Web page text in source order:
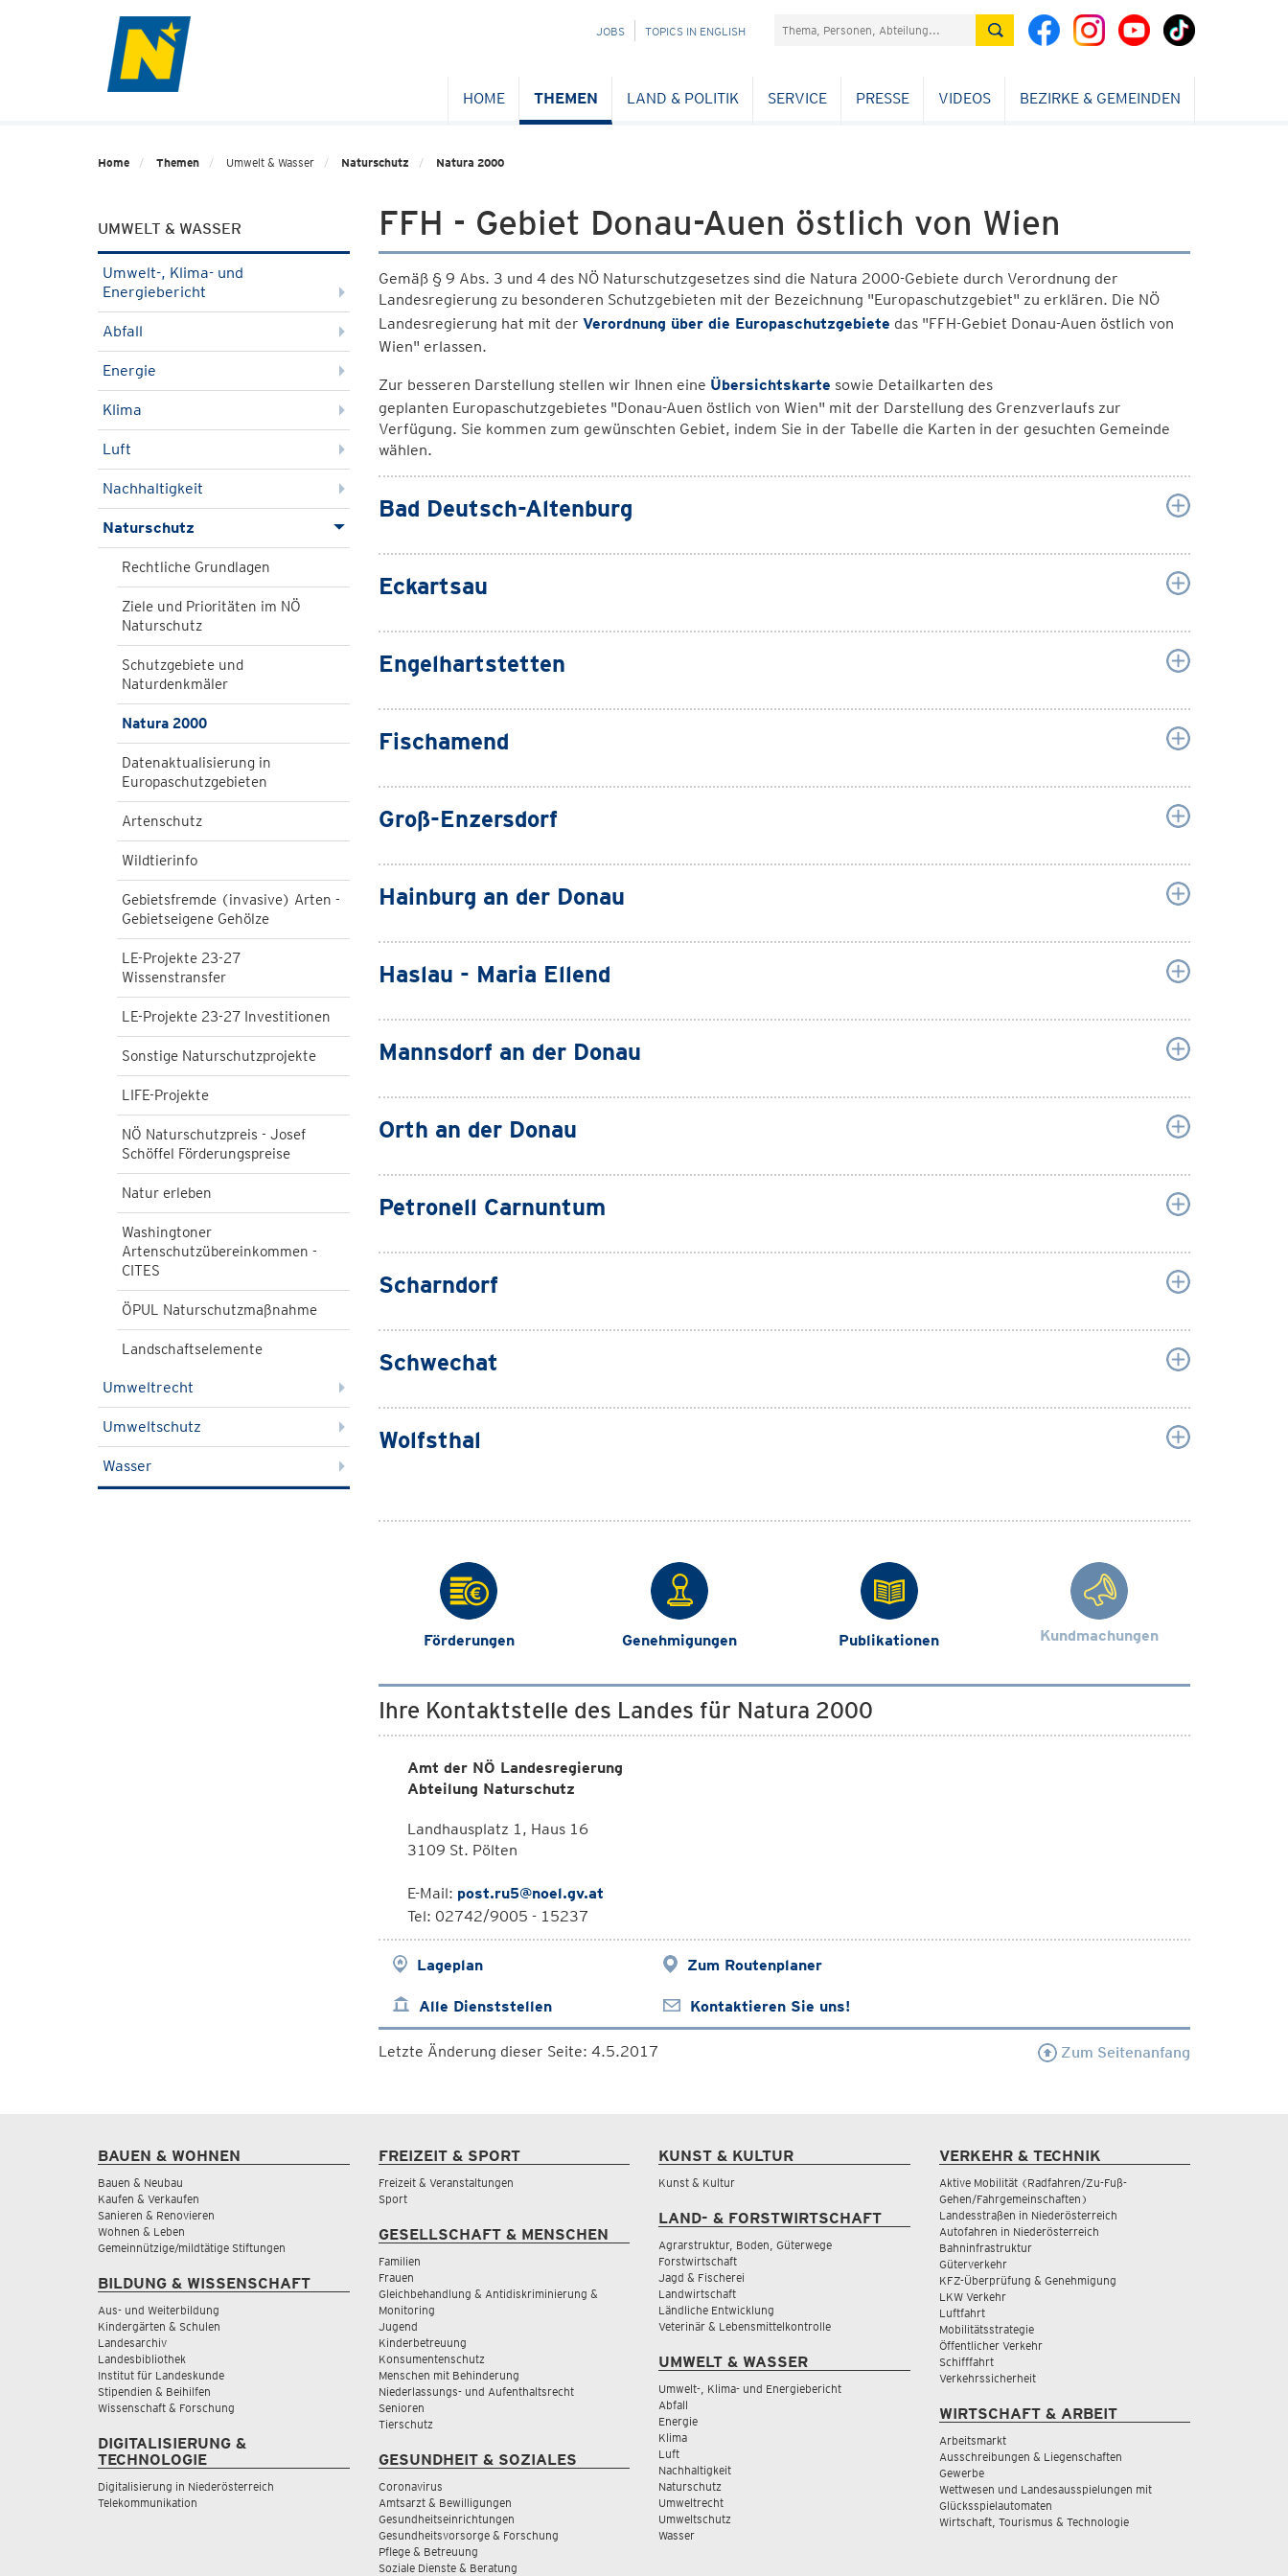
NAVIGATION
JOBS TOPICS IN ENGLISH Suchefeld
HOME THEMEN LAND & POLITIK SERVICE PRESSE VIDEOS BEZIRKE & GEMEINDEN
Home Themen Umwelt & Wasser Naturschutz Natura 2000
UMWELT & WASSER
Umwelt-, Klima- und
Energiebericht
Abfall
Energie
Klima
Luft
Nachhaltigkeit
Naturschutz
Rechtliche Grundlagen
Ziele und Prioritäten im NÖ
Naturschutz
Schutzgebiete und
Naturdenkmäler
Natura 2000
Datenaktualisierung in
Europaschutzgebieten
Artenschutz
Wildtierinfo
Gebietsfremde (invasive) Arten -
Gebietseigene Gehölze
LE-Projekte 23-27
Wissenstransfer
LE-Projekte 23-27 Investitionen
Sonstige Naturschutzprojekte
LIFE-Projekte
NÖ Naturschutzpreis - Josef
Schöffel Förderungspreise
Natur erleben
Washingtoner
Artenschutzübereinkommen -
CITES
ÖPUL Naturschutzmaßnahme
Landschaftselemente
Umweltrecht
Umweltschutz
Wasser
FFH - Gebiet Donau-Auen östlich von Wien
Gemäß § 9 Abs. 3 und 4 des NÖ Naturschutzgesetzes sind die Natura 2000-Gebiete durch Verordnung der
Landesregierung zu besonderen Schutzgebieten mit der Bezeichnung "Europaschutzgebiet" zu erklären. Die NÖ
Landesregierung hat mit der Verordnung über die Europaschutzgebiete das "FFH-Gebiet Donau-Auen östlich von
Wien" erlassen.
Zur besseren Darstellung stellen wir Ihnen eine Übersichtskarte sowie Detailkarten des
geplanten Europaschutzgebietes "Donau-Auen östlich von Wien" mit der Darstellung des Grenzverlaufs zur
Verfügung. Sie kommen zum gewünschten Gebiet, indem Sie in der Tabelle die Karten in der gesuchten Gemeinde
wählen.
Bad Deutsch-Altenburg
Eckartsau
Engelhartstetten
Fischamend
Groß-Enzersdorf
Hainburg an der Donau
Haslau - Maria Ellend
Mannsdorf an der Donau
Orth an der Donau
Petronell Carnuntum
Scharndorf
Schwechat
Wolfsthal
Förderungen Genehmigungen Publikationen Kundmachungen
Ihre Kontaktstelle des Landes für Natura 2000
Amt der NÖ Landesregierung
Abteilung Naturschutz
Landhausplatz 1, Haus 16
3109 St. Pölten
E-Mail: post.ru5@noel.gv.at
Tel: 02742/9005 - 15237
Lageplan Zum Routenplaner
Alle Dienststellen Kontaktieren Sie uns!
Letzte Änderung dieser Seite: 4.5.2017 Zum Seitenanfang
BAUEN & WOHNEN
Bauen & Neubau
Kaufen & Verkaufen
Sanieren & Renovieren
Wohnen & Leben
Gemeinnützige/mildtätige Stiftungen
BILDUNG & WISSENSCHAFT
Aus- und Weiterbildung
Kindergärten & Schulen
Landesarchiv
Landesbibliothek
Institut für Landeskunde
Stipendien & Beihilfen
Wissenschaft & Forschung
DIGITALISIERUNG &
TECHNOLOGIE
Digitalisierung in Niederösterreich
Telekommunikation
FREIZEIT & SPORT
Freizeit & Veranstaltungen
Sport
GESELLSCHAFT & MENSCHEN
Familien
Frauen
Gleichbehandlung & Antidiskriminierung &
Monitoring
Jugend
Kinderbetreuung
Konsumentenschutz
Menschen mit Behinderung
Niederlassungs- und Aufenthaltsrecht
Senioren
Tierschutz
GESUNDHEIT & SOZIALES
Coronavirus
Amtsarzt & Bewilligungen
Gesundheitseinrichtungen
Gesundheitsvorsorge & Forschung
Pflege & Betreuung
Soziale Dienste & Beratung
KUNST & KULTUR
Kunst & Kultur
LAND- & FORSTWIRTSCHAFT
Agrarstruktur, Boden, Güterwege
Forstwirtschaft
Jagd & Fischerei
Landwirtschaft
Ländliche Entwicklung
Veterinär & Lebensmittelkontrolle
UMWELT & WASSER
Umwelt-, Klima- und Energiebericht
Abfall
Energie
Klima
Luft
Nachhaltigkeit
Naturschutz
Umweltrecht
Umweltschutz
Wasser
VERKEHR & TECHNIK
Aktive Mobilität (Radfahren/Zu-Fuß-
Gehen/Fahrgemeinschaften)
Landesstraßen in Niederösterreich
Autofahren in Niederösterreich
Bahninfrastruktur
Güterverkehr
KFZ-Überprüfung & Genehmigung
LKW Verkehr
Luftfahrt
Mobilitätsstrategie
Öffentlicher Verkehr
Schifffahrt
Verkehrssicherheit
WIRTSCHAFT & ARBEIT
Arbeitsmarkt
Ausschreibungen & Liegenschaften
Gewerbe
Wettwesen und Landesausspielungen mit
Glücksspielautomaten
Wirtschaft, Tourismus & Technologie